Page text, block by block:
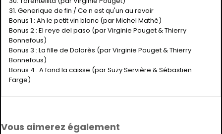
31. Generique de fin / Ce n est qu'un au revoir
Bonus 1 : Ah le petit vin blanc (par Michel Mathé)
Bonus 2 : El reye del paso (par Virginie Pouget & Thierry
Bonnefous)
Bonus 3 : La fille de Dolorès (par Virginie Pouget & Thierry
Bonnefous)
Bonus 4 : A fond la caisse (par Suzy Servière & Sébastien
Farge)
Vous aimerez également